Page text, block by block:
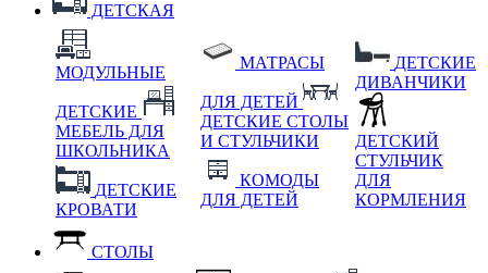
ДЕТСКАЯ
МОДУЛЬНЫЕ
ДЕТСКИЕ
МЕБЕЛЬ ДЛЯ
ШКОЛЬНИКА
ДЕТСКИЕ
КРОВАТИ
МАТРАСЫ
ДЛЯ ДЕТЕЙ
ДЕТСКИЕ СТОЛЫ
И СТУЛЬЧИКИ
КОМОДЫ
ДЛЯ ДЕТЕЙ
ДЕТСКИЕ
ДИВАНЧИКИ
ДЕТСКИЙ
СТУЛЬЧИК
ДЛЯ
КОРМЛЕНИЯ
СТОЛЫ